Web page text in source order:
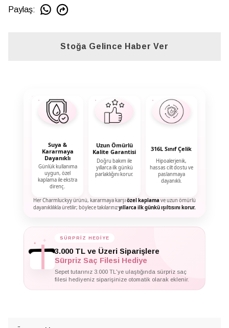
Paylaş:
Stoğa Gelince Haber Ver
Suya &
Kararmaya
Dayanıklı
Günlük kullanıma
uygun, özel
kaplama ile ekstra
direnç.
Uzun Ömürlü
Kalite Garantisi
Doğru bakım ile
yıllarca ilk günkü
parlaklığını korur.
316L Sınıf Çelik
Hipoalerjenik,
hassas cilt dostu ve
paslanmaya
dayanıklı.
Her Charmluckyy ürünü, kararmaya karşıözel kaplama ve uzun ömürlü
dayanıklılıkla üretilir; böylece takılarınızyıllarca ilk günkü ışıltısını korur.
✦ SÜRPRİZ HEDİYE
3.000 TL ve Üzeri Siparişlere
Sürpriz Saç Filesi Hediye
Sepet tutarınız 3.000 TL'ye ulaştığında sürpriz saç
filesi hediyeniz siparişinize otomatik olarak eklenir.